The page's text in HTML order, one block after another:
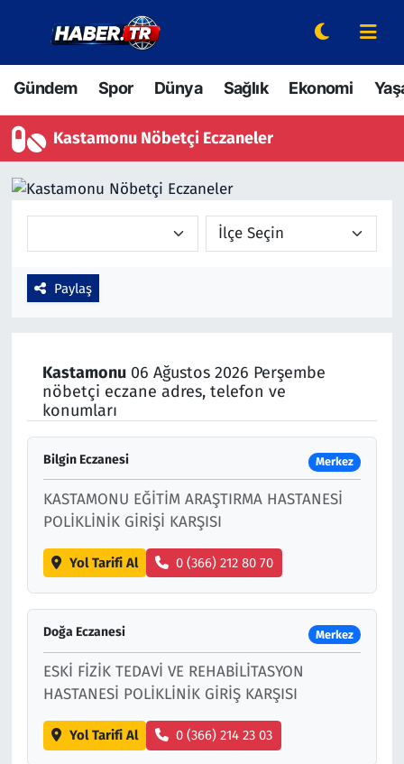
Gündem Spor Dünya Sağlık Ekonomi
Kastamonu Nöbetçi Eczaneler
Paylaş
Kastamonu06 Ağustos 2026 Perşembe
nöbetçi eczane adres, telefon ve
konumları
Bilgin Eczanesi Merkez
KASTAMONU EĞİTİM ARAŞTIRMA HASTANESİ
POLİKLİNİK GİRİŞİ KARŞISI
Yol Tarifi Al 0 (366) 212 80 70
Doğa Eczanesi Merkez
ESKİ FİZİK TEDAVİ VE REHABİLİTASYON
HASTANESİ POLİKLİNİK GİRİŞ KARŞISI
Yol Tarifi Al 0 (366) 214 23 03
Gündem
Spor
Dünya
Ekonomi
Yaşam
Bilim ve Teknoloji
Çevre & Doğa
Eğitim
Turizm
Yerel
Hava Durumu
Trafik Durumu
Süper Lig Puan Durumu ve Fikstür
Son Dakika Haberleri
Haber Arşivi